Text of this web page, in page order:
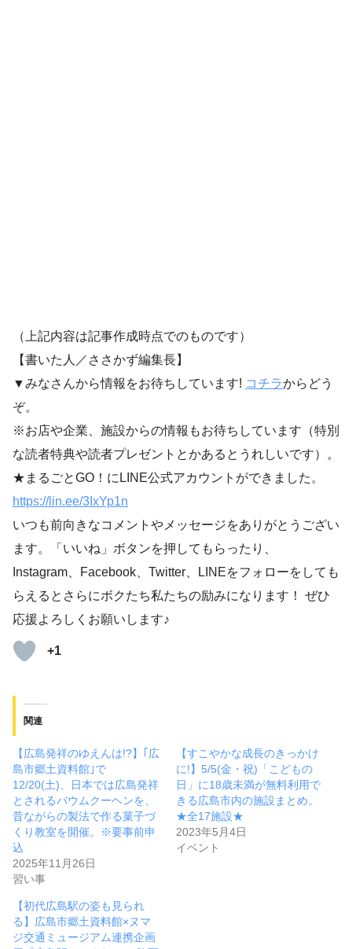
（上記内容は記事作成時点でのものです）
【書いた人／ささかず編集長】
▼みなさんから情報をお待ちしています! コチラからどう
ぞ。
※お店や企業、施設からの情報もお待ちしています（特別
な読者特典や読者プレゼントとかあるとうれしいです）。
★まるごとGO！にLINE公式アカウントができました。
https://lin.ee/3IxYp1n
いつも前向きなコメントやメッセージをありがとうござい
ます。「いいね」ボタンを押してもらったり、
Instagram、Facebook、Twitter、LINEをフォローをしても
らえるとさらにボクたち私たちの励みになります！ ぜひ
応援よろしくお願いします♪
+1
関連
【広島発祥のゆえんは!?】｢広
島市郷土資料館｣で
12/20(土)、日本では広島発祥
とされるバウムクーヘンを、
昔ながらの製法で作る菓子づ
くり教室を開催。※要事前申
込
2025年11月26日
習い事
【すこやかな成長のきっかけ
に!】5/5(金・祝)「こどもの
日」に18歳未満が無料利用で
きる広島市内の施設まとめ。
★全17施設★
2023年5月4日
イベント
【初代広島駅の姿も見られ
る】広島市郷土資料館×ヌマ
ジ交通ミュージアム連携企画